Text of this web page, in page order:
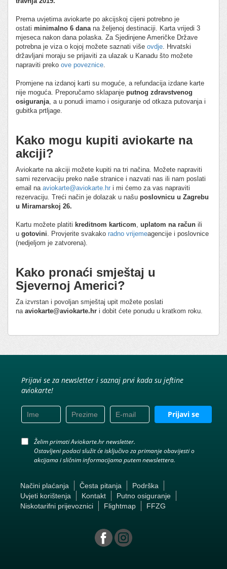
Prema uvjetima aviokarte po akcijskoj cijeni potrebno je
ostati minimalno 6 dana na željenoj destinaciji. Karta vrijedi 3
mjeseca nakon dana polaska. Za Sjedinjene Američke Države
potrebna je viza o kojoj možete saznati više ovdje. Hrvatski
državljani moraju se prijaviti za ulazak u Kanadu što možete
napraviti preko ove poveznice.
Promjene na izdanoj karti su moguće, a refundacija izdane karte
nije moguća. Preporučamo sklapanje putnog zdravstvenog
osiguranja, a u ponudi imamo i osiguranje od otkaza putovanja i
gubitka prtljage.
Kako mogu kupiti aviokarte na
akciji?
Aviokarte na akciji možete kupiti na tri načina. Možete napraviti
sami rezervaciju preko naše stranice i nazvati nas ili nam poslati
email naaviokarte@aviokarte.hr i mi ćemo za vas napraviti
rezervaciju. Treći način je dolazak u našu poslovnicu u Zagrebu
u Miramarskoj 26.
Kartu možete platiti kreditnom karticom, uplatom na račun ili
u gotovini. Provjerite svakako radno vrijemeagencije i poslovnice
(nedjeljom je zatvorena).
Kako pronaći smještaj u
Sjevernoj Americi?
Za izvrstan i povoljan smještaj upit možete poslati
na aviokarte@aviokarte.hr i dobit ćete ponudu u kratkom roku.
Prijavi se za newsletter i saznaj prvi kada su jeftine
aviokarte!
Prijavi se
Želim primati Aviokarte.hr newsletter.
Ostavljeni podaci služit će isključivo za primanje obavijesti o
akcijama i sličnim informacijama putem newslettera.
Načini plaćanja Česta pitanja
Podrška
Uvjeti korištenja
Kontakt
Putno osiguranje
Niskotarifni prijevoznici
Flightmap FFZG